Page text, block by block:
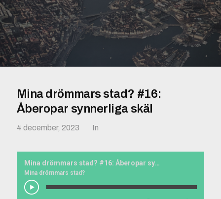
Mina drömmars stad? #16:
Åberopar synnerliga skäl
4 december, 2023 In
Mina drömmars stad? #16: Åberopar synnerliga skäl
Mina drömmars stad?